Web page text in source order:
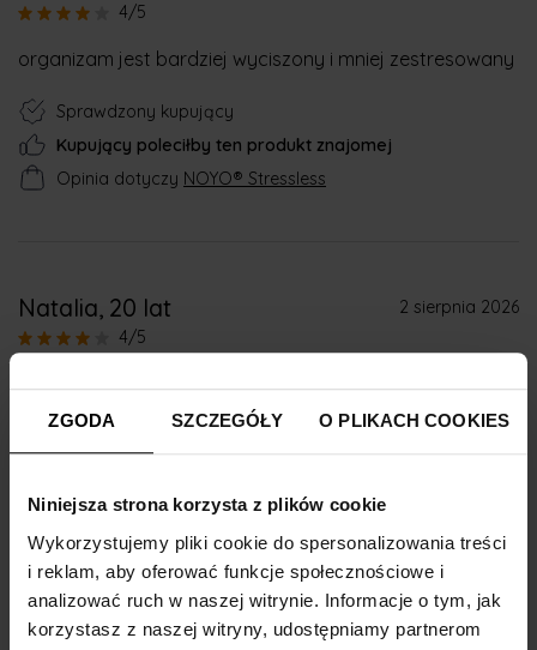
ZGODA SZCZEGÓŁY O PLIKACH COOKIES
Niniejsza strona korzysta z plików cookie
Wykorzystujemy pliki cookie do spersonalizowania treści
i reklam, aby oferować funkcje społecznościowe i
analizować ruch w naszej witrynie. Informacje o tym, jak
korzystasz z naszej witryny, udostępniamy partnerom
4/5
organizam jest bardziej wyciszony i mniej zestresowany
Sprawdzony kupujący
Kupujący poleciłby ten produkt znajomej
Opinia dotyczy NOYO® Stressless
Natalia, 20 lat
2 sierpnia 2026
4/5
stosowałam tylko miesiąc więc moze dlatego nie
widziałam znacznych efektów chociaż na opakowaniu
Sprawdzony kupujący
Opinia dotyczy
NOYO® Happy Belly